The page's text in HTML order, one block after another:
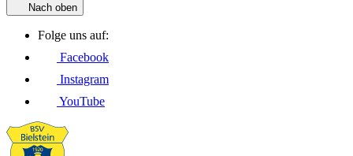
Nach oben
Folge uns auf:
Facebook
Instagram
YouTube